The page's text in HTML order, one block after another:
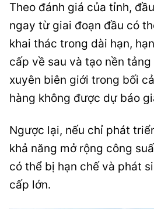
Theo đánh giá của tỉnh,
ngay từ giai đoạn đầu có
khai thác trong dài hạn,
cấp về sau và tạo nền
xuyên biên giới trong bối
hàng không được dự báo
Ngược lại, nếu chỉ phát
khả năng mở rộng công
có thể bị hạn chế và phát
cấp lớn.